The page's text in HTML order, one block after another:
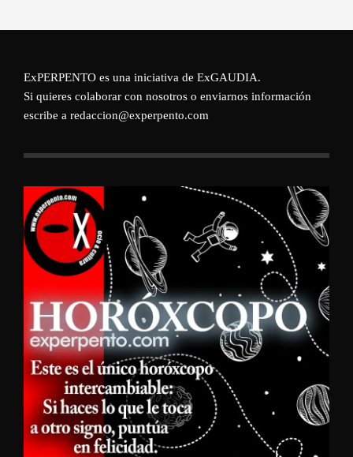
ExPERPENTO es una iniciativa de ExGAUDIA.
Si quieres colaborar con nosotros o enviarnos información
escribe a redaccion@experpento.com